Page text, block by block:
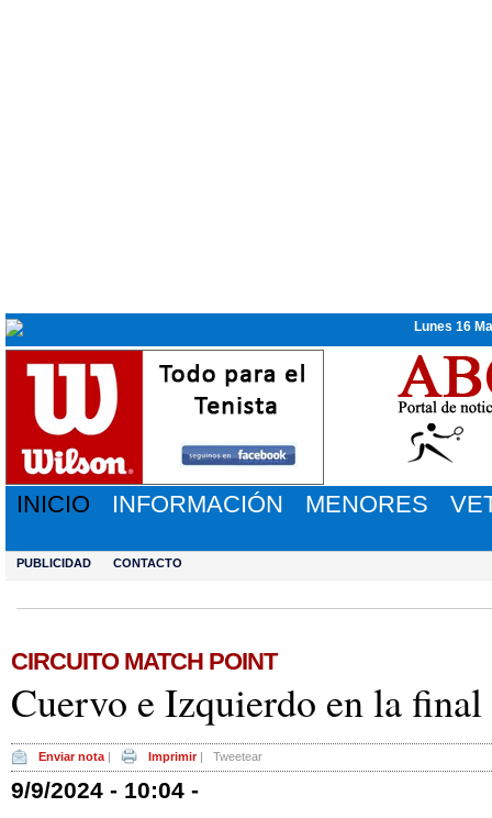
Lunes 16
INICIO INFORMACIÓN MENORES
PUBLICIDAD CONTACTO
CIRCUITO MATCH POINT
Cuervo e Izquierdo en la final
Enviar nota | Imprimir| Tweetear
9/9/2024 - 10:04 -